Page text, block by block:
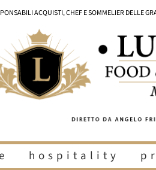
ACQUISTI, CHEF E SOMMELIER DELLE
hospitality